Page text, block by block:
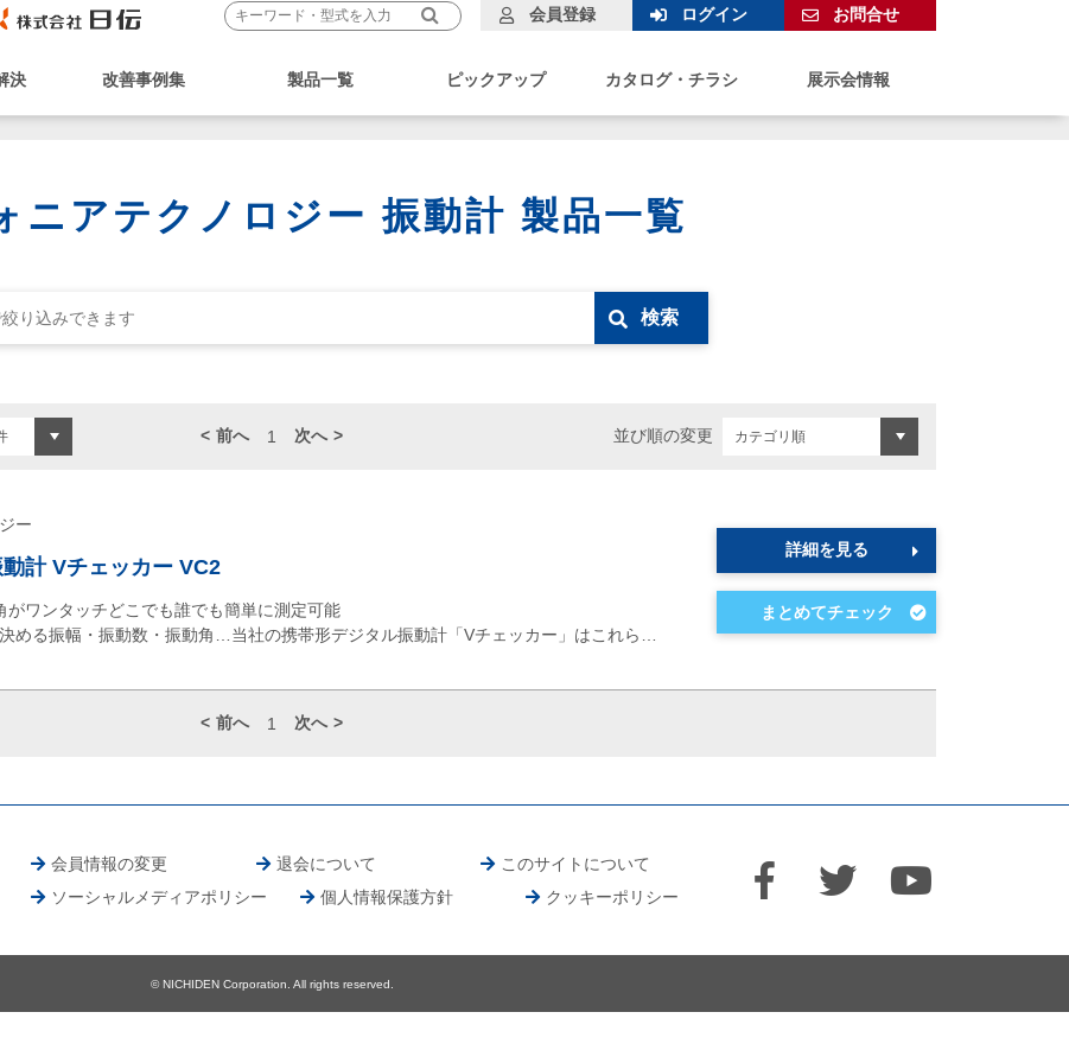
決 改善事例集 製品一覧 ピックアップ カタログ・チラシ 展示会情報
会員登録 ログイン お問合せ
ニアテクノロジー 振動計 製品一覧
検索
前へ 1 次へ 並び順の変更
ー
計 Vチェッカー VC2
がワンタッチどこでも誰でも簡単に測定可能
める振幅・振動数・振動角…当社の携帯形デジタル振動計「Vチェッカー」はこれら…
詳細を見る
前へ 1 次へ
会員情報の変更 退会について
このサイトについて
ソーシャルメディアポリシー 個人情報保護方針 クッキーポリシー
© NICHIDEN Corporation. All rights reserved.